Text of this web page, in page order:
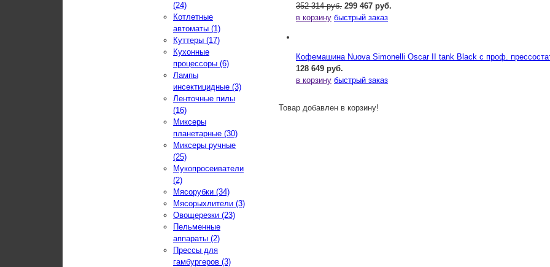
352 314 руб. 299 467 руб.
в корзину быстрый заказ
Кофемашина Nuova Simonelli Oscar II tank Black с проф.
128 649 руб.
в корзину быстрый заказ
Товар добавлен в корзину!
(24)
Котлетные
автоматы (1)
Куттеры (17)
Кухонные
процессоры (6)
Лампы
инсектицидные (3)
Ленточные пилы
(16)
Миксеры
планетарные (30)
Миксеры ручные
(25)
Мукопросеиватели
(2)
Мясорубки (34)
Мясорыхлители (3)
Овощерезки (23)
Пельменные
аппараты (2)
Прессы для
гамбургеров (3)